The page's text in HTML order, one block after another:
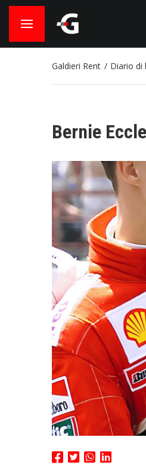
Galdieri Rent Diario di
Bernie